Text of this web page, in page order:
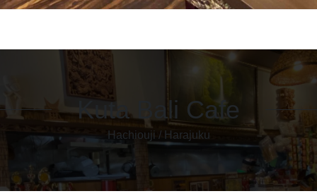
Kuta Bali Cafe
Hachiouji / Harajuku